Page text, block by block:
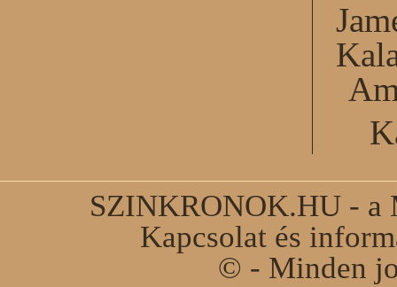
SZINKRONOK.HU - a
Kapcsolat és
© - Minden